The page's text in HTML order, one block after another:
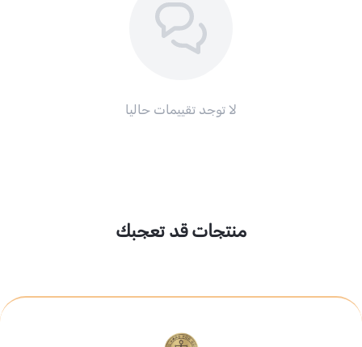
لا توجد تقييمات حاليا
منتجات قد تعجبك